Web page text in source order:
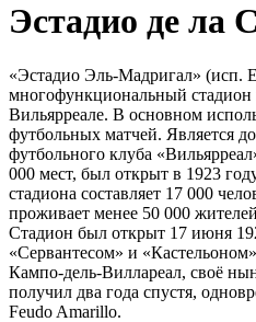
Эстадио де ла
«Эстадио Эль-Мадригал» (исп.
многофункциональный стадион
Вильярреале. В основном
футбольных матчей. Является
футбольного клуба
000 мест, был открыт в 1923
стадиона составляет 17 000
проживает менее 50 000
Стадион был открыт 17 июня
«Сервантесом» и
Кампо-дель-Виллареал, своё
получил два года спустя,
Feudo Amarillo.